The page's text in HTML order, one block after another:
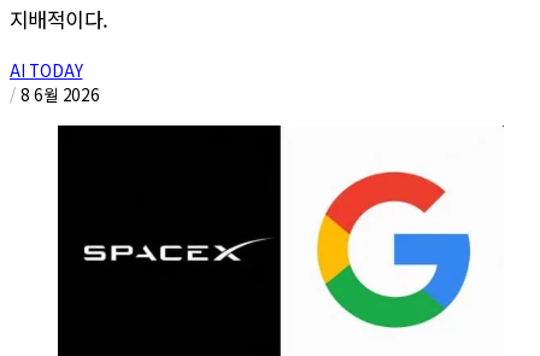
지배적이다.
AI TODAY
/ 8 6월 2026